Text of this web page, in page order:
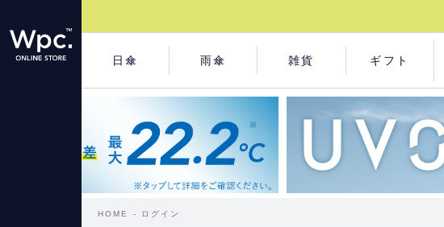
日傘 雨傘 雑貨 ギフト
HOME ログイン